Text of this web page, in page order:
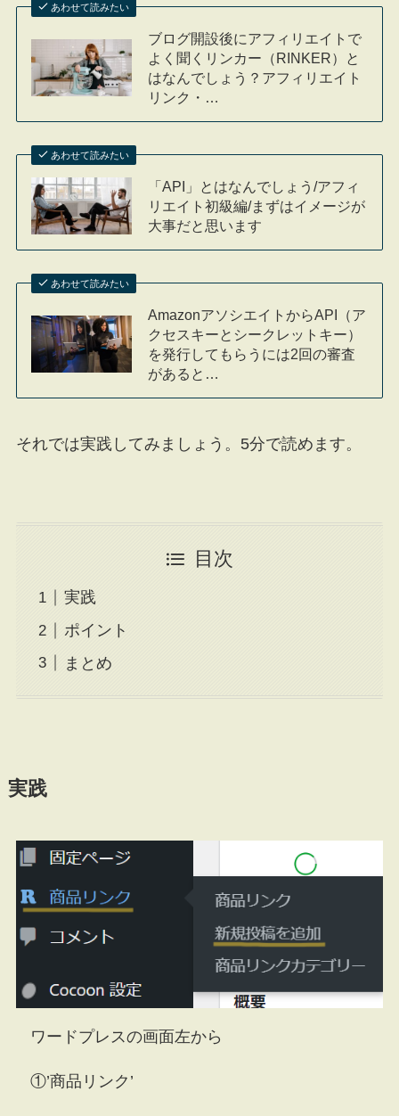
あわせて読みたい
ブログ開設後にアフィリエイトで
よく聞くリンカー（RINKER）と
はなんでしょう？アフィリエイト
リンク・…
あわせて読みたい
「API」とはなんでしょう/アフィ
リエイト初級編/まずはイメージが
大事だと思います
あわせて読みたい
AmazonアソシエイトからAPI（ア
クセスキーとシークレットキー）
を発行してもらうには2回の審査
があると…
それでは実践してみましょう。5分で読めます。
目次
実践
ポイント
まとめ
実践
ワードプレスの画面左から
①’商品リンク’